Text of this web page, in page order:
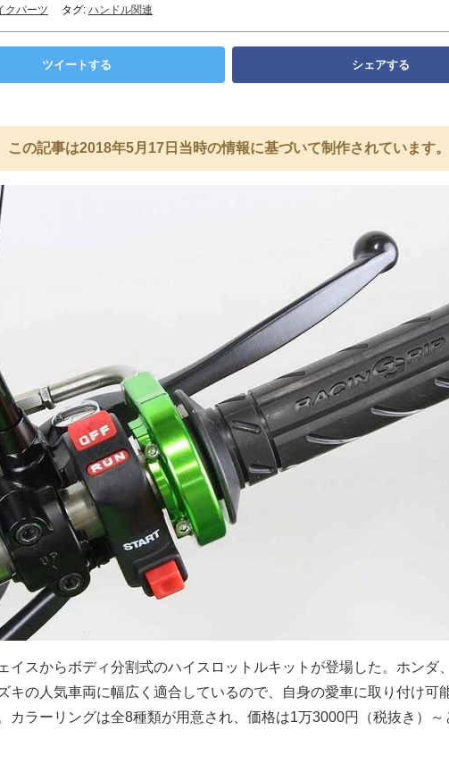
クパーツ タグ: ハンドル関連
ツイートする シェアする
この記事は2018年5月17日当時の情報に基づいて制作されています。
イスからボディ分割式のハイスロットルキットが登場した。ホンダ
キの人気車両に幅広く適合しているので、自身の愛車に取り付け可
カラーリングは全8種類が用意され、価格は1万3000円（税抜き）～